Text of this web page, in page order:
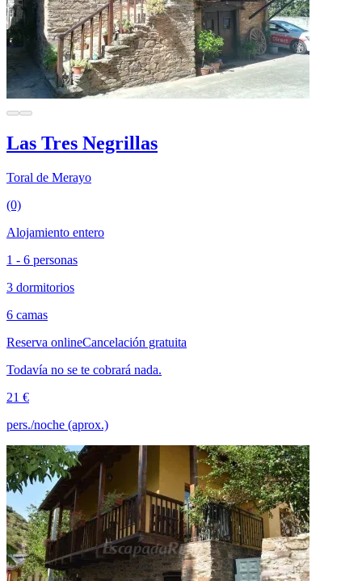
Las Tres Negrillas
Toral de Merayo
(0)
Alojamiento entero
1 - 6 personas
3 dormitorios
6 camas
Reserva onlineCancelación gratuita
Todavía no se te cobrará nada.
21 €
pers./noche (aprox.)